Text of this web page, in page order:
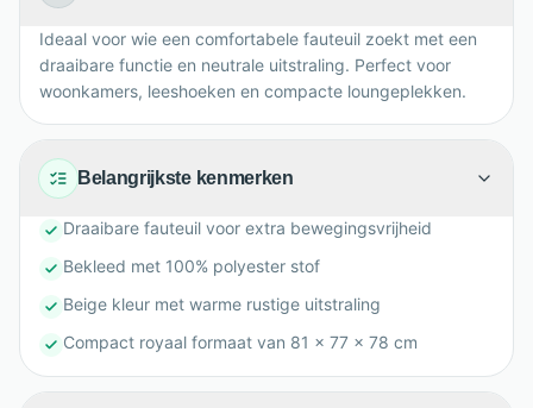
Ideaal voor wie een comfortabele fauteuil zoekt met een
draaibare functie en neutrale uitstraling. Perfect voor
woonkamers, leeshoeken en compacte loungeplekken.
Belangrijkste kenmerken
Draaibare fauteuil voor extra bewegingsvrijheid
Bekleed met 100% polyester stof
Beige kleur met warme rustige uitstraling
Compact royaal formaat van 81 x 77 x 78 cm